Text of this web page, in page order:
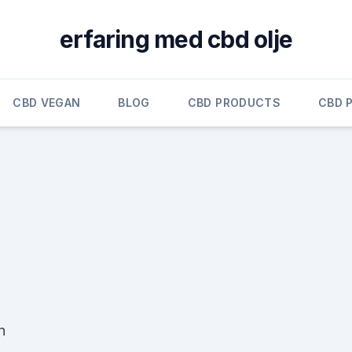
erfaring med cbd olje
CBD VEGAN BLOG CBD PRODUCTS CBD